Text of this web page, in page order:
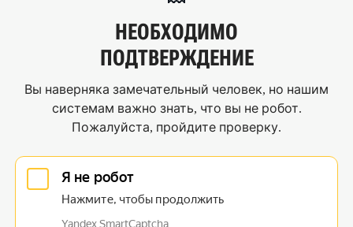
НЕОБХОДИМО
ПОДТВЕРЖДЕНИЕ
Вы наверняка замечательный человек, но нашим
системам важно знать, что вы не робот.
Пожалуйста, пройдите проверку.